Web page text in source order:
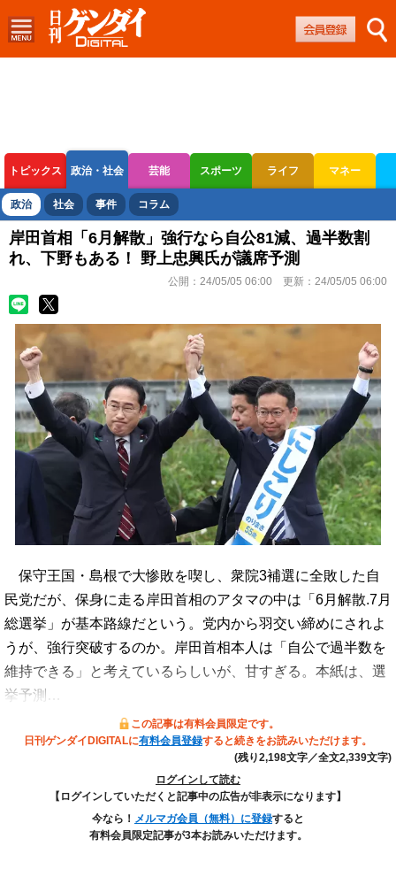
トピックス 政治・社会 芸能 スポーツ ライフ マネー
ボートレース 競輪 オートレース
政治 社会 事件 コラム
岸田首相「6月解散」強行なら自公81減、過半数割
れ、下野もある！ 野上忠興氏が議席予測
公開： 24/05/05 06:00 更新： 24/05/05 06:00
保守王国・島根で大惨敗を喫し、衆院3補選に全敗した自
民党だが、保身に走る岸田首相のアタマの中は「6月解散.7月
総選挙」が基本路線だという。党内から羽交い締めにされよ
うが、強行突破するのか。岸田首相本人は「自公で過半数を
維持できる」と考えているらしいが、甘すぎる。本紙は、選
挙予測…
この記事は有料会員限定です。
日刊ゲンダイDIGITALに有料会員登録すると続きをお読みいただけます。
(残り2,198文字／全文2,339文字)
ログインして読む
【ログインしていただくと記事中の広告が非表示になります】
今なら！ メルマガ会員（無料）に登録すると
有料会員限定記事が3本お読みいただけます。